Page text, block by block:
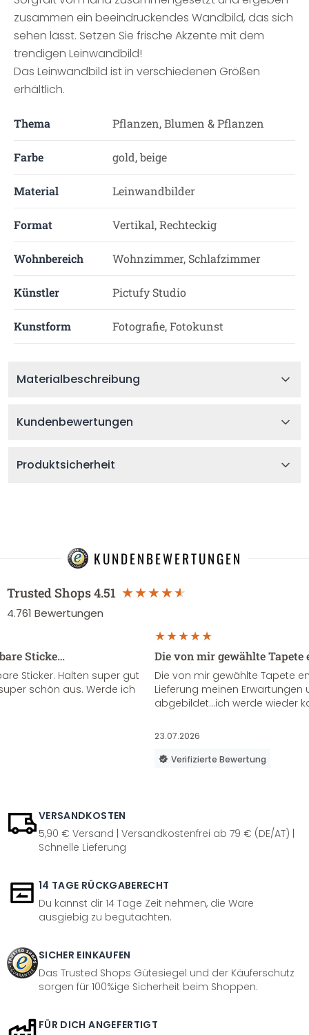
zusammen ein beeindruckendes Wandbild, das sich
sehen lässt. Setzen Sie frische Akzente mit dem
trendigen Leinwandbild!
Das Leinwandbild ist in verschiedenen Größen
erhältlich.
Thema Pflanzen, Blumen & Pflanzen
Farbe gold, beige
Material Leinwandbilder
Format Vertikal, Rechteckig
Wohnbereich Wohnzimmer, Schlafzimmer
Künstler Pictufy Studio
Kunstform Fotografie, Fotokunst
Materialbeschreibung
Kundenbewertungen
Produktsicherheit
KUNDENBEWERTUNGEN
Trusted Shops4.51
4.761 Bewertungen
Sticke…
Sticker. Halten super gut
schön aus. Werde ich
Die von mir gewählte
Die von mir gewählte Tapete
Lieferung meinen Erwartungen
abgebildet...ich werde wieder
23.07.2026
Verifizierte Bewertung
VERSANDKOSTEN
5,90 € Versand | Versandkostenfrei ab 79 € (DE/AT) |
Schnelle Lieferung
14 TAGE RÜCKGABERECHT
Du kannst dir 14 Tage Zeit nehmen, die Ware
ausgiebig zu begutachten.
SICHER EINKAUFEN
Das Trusted Shops Gütesiegel und der Käuferschutz
sorgen für 100%ige Sicherheit beim Shoppen.
FÜR DICH ANGEFERTIGT